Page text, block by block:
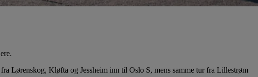
Lørenskog, Kløfta og Jessheim inn til Oslo S, mens samme tur fra Lillestrøm